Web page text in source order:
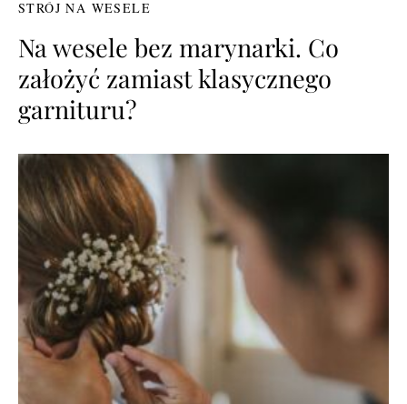
STRÓJ NA WESELE
Na wesele bez marynarki. Co
założyć zamiast klasycznego
garnituru?